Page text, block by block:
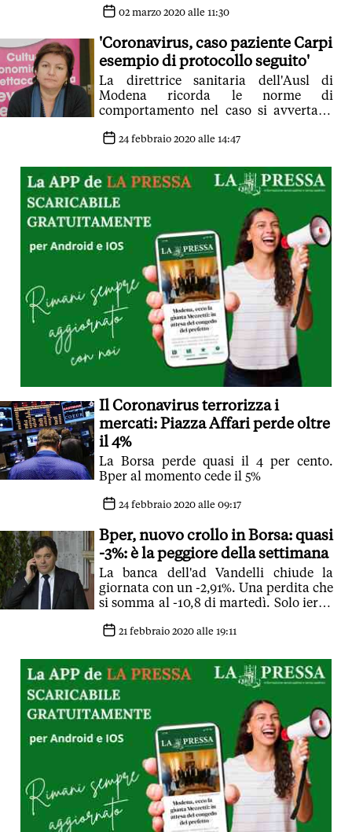
02 marzo 2020 alle 11:30
'Coronavirus, caso paziente Carpi
esempio di protocollo seguito'
La direttrice sanitaria dell'Ausl di
Modena ricorda le norme di
comportamento nel caso si avvertano
news24 febbraio 2020 alle 14:47
Il Coronavirus terrorizza i
mercati: Piazza Affari perde oltre
il 4%
La Borsa perde quasi il 4 per cento.
Bper al momento cede il 5%
24 febbraio 2020 alle 09:17
Bper, nuovo crollo in Borsa: quasi
-3%: è la peggiore della settimana
La banca dell'ad Vandelli chiude la
giornata con un -2,91%. Una perdita che
si somma al -10,8 di martedì. Solo ieri il
21 febbraio 2020 alle 19:11